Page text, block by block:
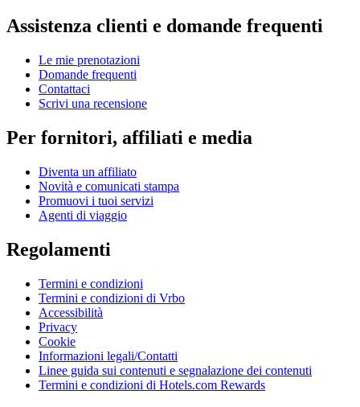
Assistenza clienti e domande frequenti
Le mie prenotazioni
Domande frequenti
Contattaci
Scrivi una recensione
Per fornitori, affiliati e media
Diventa un affiliato
Novità e comunicati stampa
Promuovi i tuoi servizi
Agenti di viaggio
Regolamenti
Termini e condizioni
Termini e condizioni di Vrbo
Accessibilità
Privacy
Cookie
Informazioni legali/Contatti
Linee guida sui contenuti e segnalazione dei contenuti
Termini e condizioni di Hotels.com Rewards